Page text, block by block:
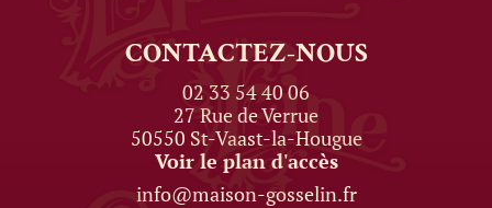
CONTACTEZ-NOUS
02 33 54 40 06
27 Rue de Verrue
50550 St-Vaast-la-Hougue
Voir le plan d'accès
info@maison-gosselin.fr